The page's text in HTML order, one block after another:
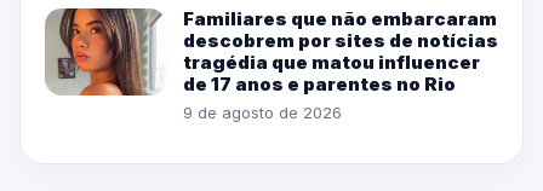
Familiares que não embarcaram
descobrem por sites de notícias
tragédia que matou influencer
de 17 anos e parentes no Rio
9 de agosto de 2026